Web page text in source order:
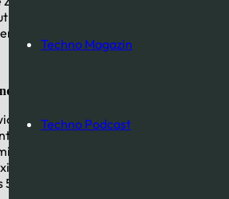
Techno Magazin
Techno Podcast
bewusst. Wie ein unbeschriebenes
»Wie kann ich das Heute
Herren,
handfester Lösungen für die
Versprechen von TECHNO.
Blick auf die Bündelung von
und schnelles Umschalten
50-jährige Jubiläum der Autohaus-